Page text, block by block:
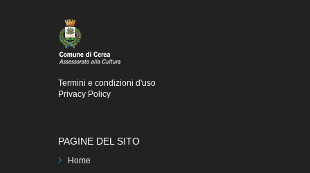
Termini e condizioni d'uso
Privacy Policy
PAGINE DEL SITO
Home